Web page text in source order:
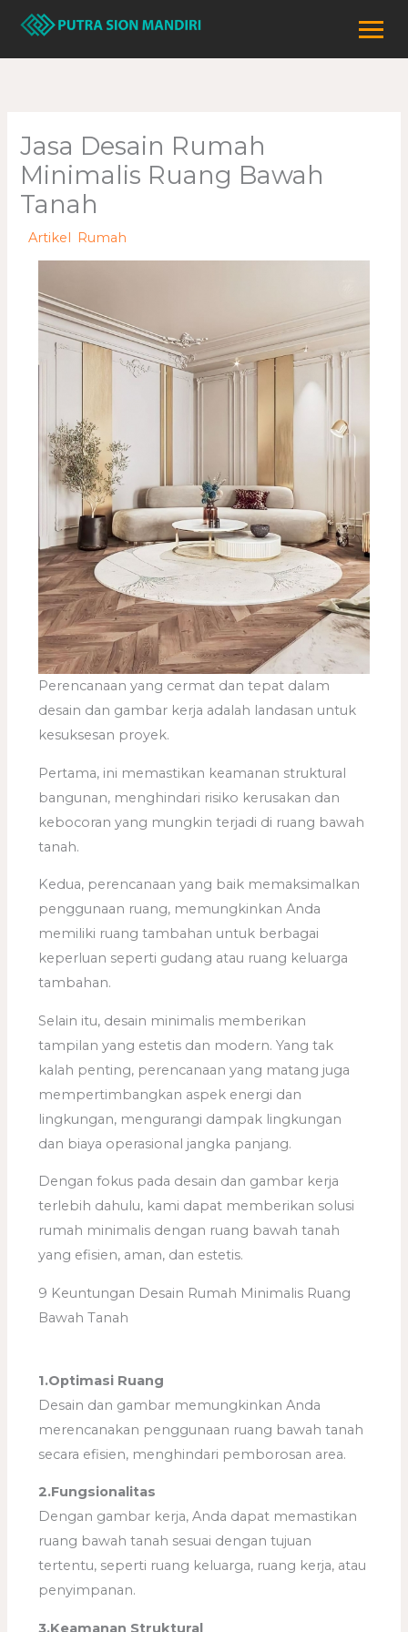
Lewati
konten
Jasa Desain Rumah
Minimalis Ruang Bawah
Tanah
/Artikel Rumah
Perencanaan yang cermat dan tepat dalam
desain dan gambar kerja adalah landasan untuk
kesuksesan proyek.
Pertama, ini memastikan keamanan struktural
bangunan, menghindari risiko kerusakan dan
kebocoran yang mungkin terjadi di ruang bawah
tanah.
Kedua, perencanaan yang baik memaksimalkan
penggunaan ruang, memungkinkan Anda
memiliki ruang tambahan untuk berbagai
keperluan seperti gudang atau ruang keluarga
tambahan.
Selain itu, desain minimalis memberikan
tampilan yang estetis dan modern. Yang tak
kalah penting, perencanaan yang matang juga
mempertimbangkan aspek energi dan
lingkungan, mengurangi dampak lingkungan
dan biaya operasional jangka panjang.
Dengan fokus pada desain dan gambar kerja
terlebih dahulu, kami dapat memberikan solusi
rumah minimalis dengan ruang bawah tanah
yang efisien, aman, dan estetis.
9 Keuntungan Desain Rumah Minimalis Ruang
Bawah Tanah
1.Optimasi Ruang
Desain dan gambar memungkinkan Anda
merencanakan penggunaan ruang bawah tanah
secara efisien, menghindari pemborosan area.
2.Fungsionalitas
Dengan gambar kerja, Anda dapat memastikan
ruang bawah tanah sesuai dengan tujuan
tertentu, seperti ruang keluarga, ruang kerja, atau
penyimpanan.
3.Keamanan Struktural